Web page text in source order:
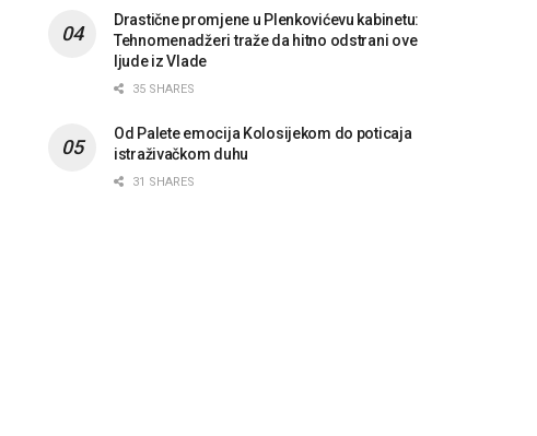
Drastične promjene u Plenkovićevu kabinetu:
Tehnomenadžeri traže da hitno odstrani ove
ljude iz Vlade
35 SHARES
Od Palete emocija Kolosijekom do poticaja
istraživačkom duhu
31 SHARES